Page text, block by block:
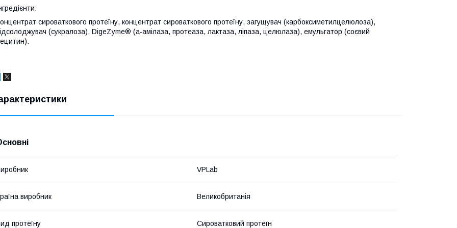
сироваткового протеїну, концентрат сироваткового протеїну, загущувач (карбоксиметилцелюлоза),
(сукралоза), DigeZyme® (а-амілаза, протеаза, лактаза, ліпаза, целюлаза), емульгатор (соєвий
VPLab
виробник Великобританія
протеїну Сироватковий протеїн